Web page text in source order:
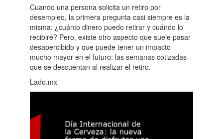
Cuando una persona solicita un retiro por
desempleo, la primera pregunta casi siempre es la
misma: ¿cuánto dinero puedo retirar y cuándo lo
recibiré? Pero, existe otro aspecto que suele pasar
desapercibido y que puede tener un impacto
mucho mayor en el futuro: las semanas cotizadas
que se descuentan al realizar el retiro.
Lado.mx